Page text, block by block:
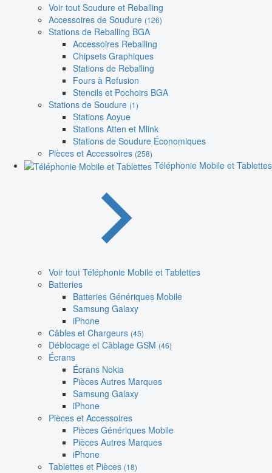
Voir tout Soudure et Reballing
Accessoires de Soudure (126)
Stations de Reballing BGA
Accessoires Reballing
Chipsets Graphiques
Stations de Reballing
Fours à Refusion
Stencils et Pochoirs BGA
Stations de Soudure (1)
Stations Aoyue
Stations Atten et Mlink
Stations de Soudure Économiques
Pièces et Accessoires (258)
Téléphonie Mobile et Tablettes
Voir tout Téléphonie Mobile et Tablettes
Batteries
Batteries Génériques Mobile
Samsung Galaxy
iPhone
Câbles et Chargeurs (45)
Déblocage et Câblage GSM (46)
Écrans
Écrans Nokia
Pièces Autres Marques
Samsung Galaxy
iPhone
Pièces et Accessoires
Pièces Génériques Mobile
Pièces Autres Marques
iPhone
Tablettes et Pièces (18)